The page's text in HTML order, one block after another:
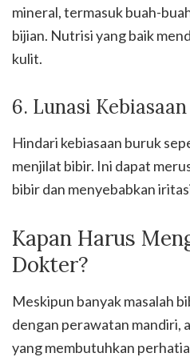
mineral, termasuk buah-
bijian. Nutrisi yang baik
kulit.
6. Lunasi
Hindari kebiasaan buruk
menjilat bibir. Ini dapat
bibir dan menyebabkan
Kapan Harus
Dokter?
Meskipun banyak masalah
dengan perawatan mandiri,
yang membutuhkan